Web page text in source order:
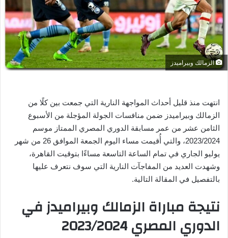
إ
ل
ك
ت
ر
و
الزمالك وبيراميدز
انتهت منذ قليل أحداث المواجهة النارية التي جمعت بين كلًا من
الزمالك وبيراميدز ضمن منافسات الجولة المؤجلة من الأسبوع
الثامن عشر من عمر مسابقة الدوري المصري الممتاز موسم
2023/2024، والتي أُقيمت مساء اليوم الجمعة الموافق 26 من شهر
يوليو الجاري في تمام الساعة التاسعة مساءًا بتوقيت القاهرة،
وشهدت العديد من المفاجآت النارية التي سوف نتعرف عليها
بالتفصيل في المقالة التالية.
نتيجة مباراة الزمالك وبيراميدز في
الدوري المصري 2023/2024